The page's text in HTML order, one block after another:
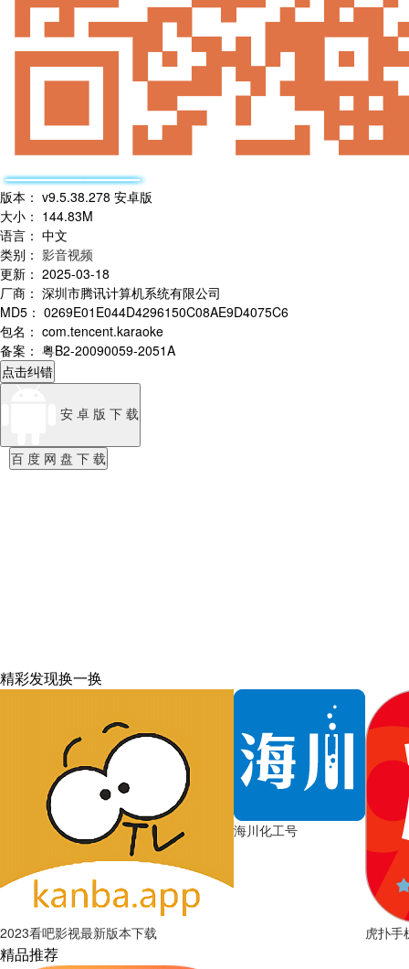
版本 ： v9.5.38.278 安卓版
大小 ： 144.83M
语言 ： 中文
类别 ： 影音视频
更新 ： 2025-03-18
厂商 ： 深圳市腾讯计算机系统有限公司
MD5 ： 0269E01E044D4296150C08AE9D4075C6
包名 ： com.tencent.karaoke
备案 ： 粤B2-20090059-2051A
点击纠错
安 卓 版 下 载
百 度 网 盘 下 载
精彩发现换一换
2023看吧影视最新版本下载
海川化工号
虎扑手
精品推荐